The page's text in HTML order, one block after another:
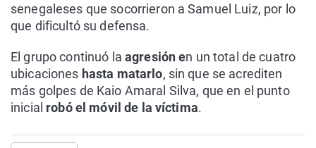
senegaleses que socorrieron a Samuel Luiz, por lo
que dificultó su defensa.
El grupo continuó la agresión en un total de cuatro
ubicaciones hasta matarlo, sin que se acrediten
más golpes de Kaio Amaral Silva, que en el punto
inicial robó el móvil de la víctima.